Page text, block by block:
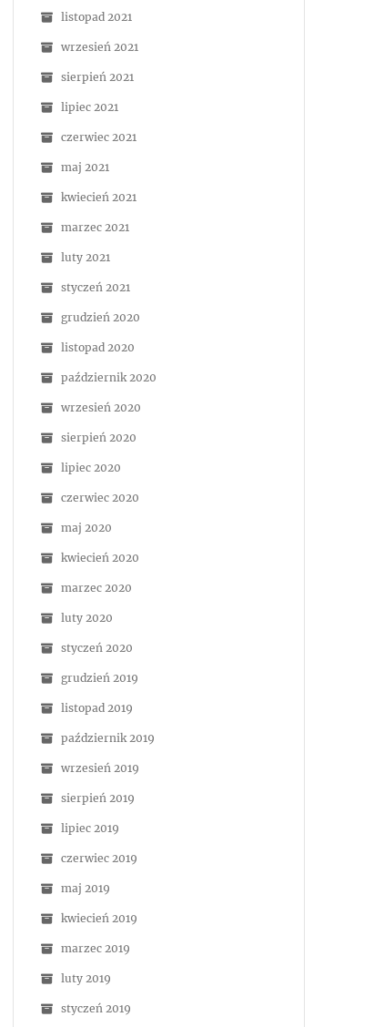
listopad 2021
wrzesień 2021
sierpień 2021
lipiec 2021
czerwiec 2021
maj 2021
kwiecień 2021
marzec 2021
luty 2021
styczeń 2021
grudzień 2020
listopad 2020
październik 2020
wrzesień 2020
sierpień 2020
lipiec 2020
czerwiec 2020
maj 2020
kwiecień 2020
marzec 2020
luty 2020
styczeń 2020
grudzień 2019
listopad 2019
październik 2019
wrzesień 2019
sierpień 2019
lipiec 2019
czerwiec 2019
maj 2019
kwiecień 2019
marzec 2019
luty 2019
styczeń 2019